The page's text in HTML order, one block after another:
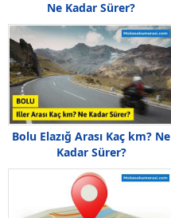
Ne Kadar Sürer?
Bolu Elazığ Arası Kaç km? Ne
Kadar Sürer?